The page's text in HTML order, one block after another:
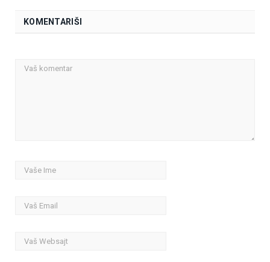
KOMENTARIŠI